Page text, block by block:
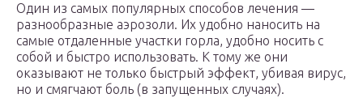
Один из самых популярных способов лечения —
разнообразные аэрозоли. Их удобно наносить на
самые отдаленные участки горла, удобно носить с
собой и быстро использовать. К тому же они
оказывают не только быстрый эффект, убивая вирус,
но и смягчают боль (в запущенных случаях).